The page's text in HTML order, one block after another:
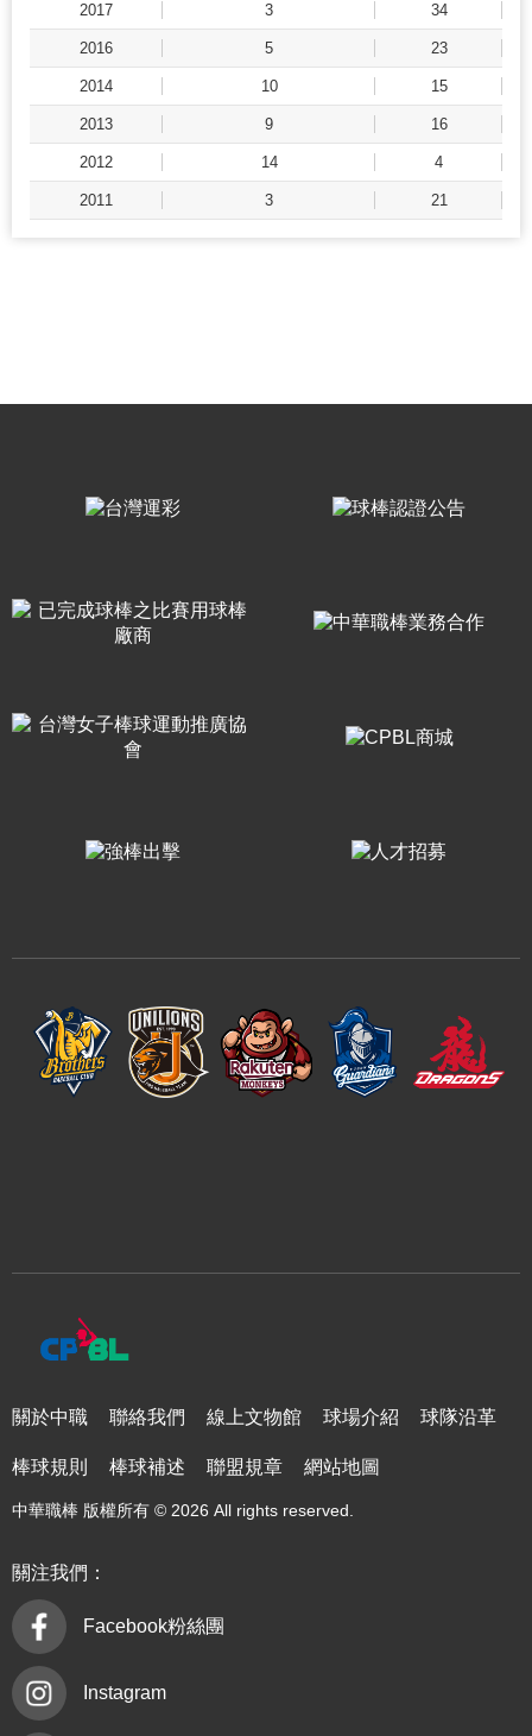
2017 3 34
2016 5 23
2014 10 15
2013 9 16
2012 14 4
2011 3 21
關於中職 聯絡我們 線上文物館 球場介紹 球隊沿革
棒球規則 棒球補述 聯盟規章 網站地圖
中華職棒 版權所有 © 2026 All rights reserved.
關注我們：
Facebook粉絲團
Instagram